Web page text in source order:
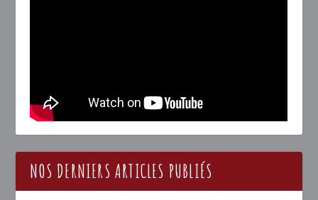
NOS DERNIERS ARTICLES PUBLIÉS